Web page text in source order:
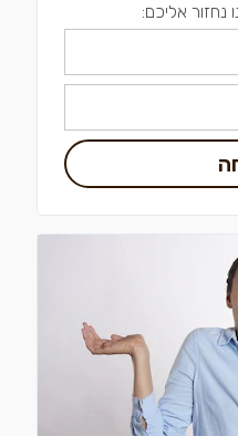
נחזור אליכם: